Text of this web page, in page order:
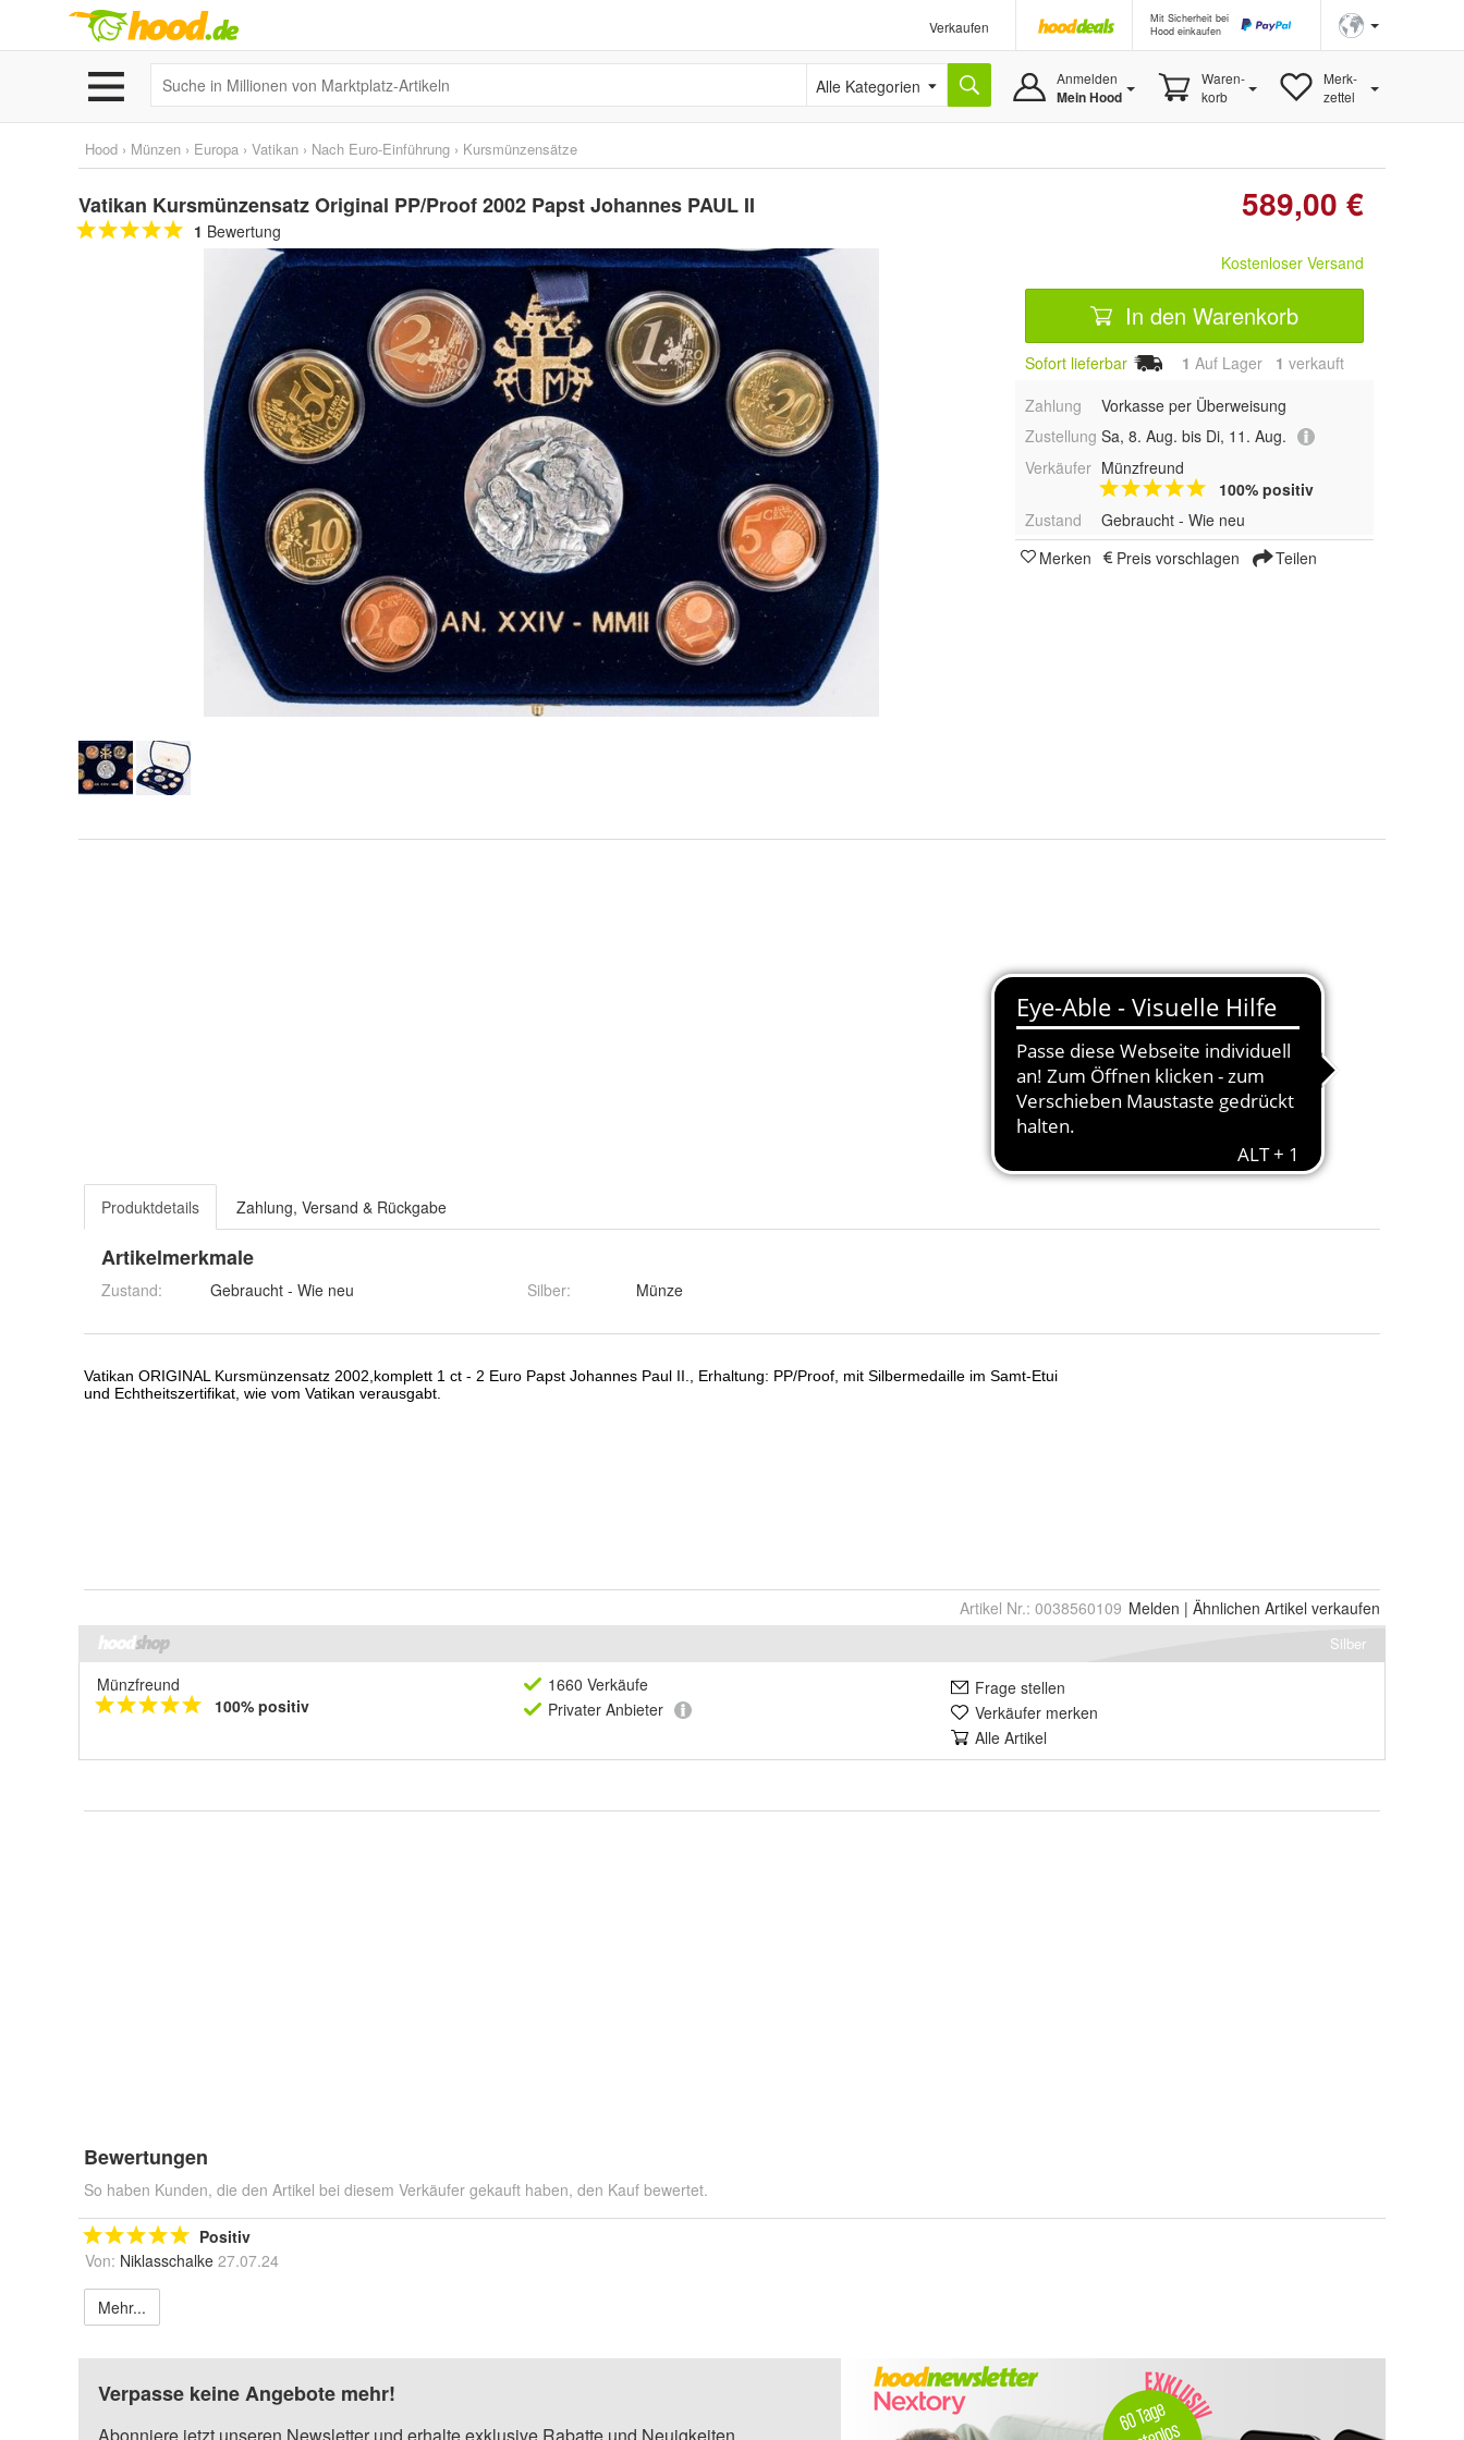
Verkaufen
Mit Sicherheit bei
Hood einkaufen
Alle Kategorien Anmelden
Mein Hood
Waren-
korb
Merk-
zettel
Hood › Münzen › Europa › Vatikan › Nach Euro-Einführung › Kursmünzensätze
Vatikan Kursmünzensatz Original PP/Proof 2002 Papst Johannes PAUL II
1 Bewertung
589,00 €
Kostenloser Versand
In den Warenkorb
Sofort lieferbar 1 Auf Lager 1 verkauft
Zahlung
Vorkasse per Überweisung
Zustellung Sa, 8. Aug. bis Di, 11. Aug.
Verkäufer Münzfreund
100% positiv
Zustand
Gebraucht - Wie neu
Merken
Preis vorschlagen Teilen
Produktdetails Zahlung, Versand & Rückgabe
Artikelmerkmale
Zustand: Gebraucht - Wie neu Silber: Münze
Artikel Nr.: 0038560109 Melden | Ähnlichen Artikel verkaufen
Silber
Münzfreund
100% positiv
1660 Verkäufe
Privater Anbieter
Frage stellen
Verkäufer merken
Alle Artikel
Bewertungen
So haben Kunden, die den Artikel bei diesem Verkäufer gekauft haben, den Kauf bewertet.
Positiv
Von: Niklasschalke 27.07.24
Mehr...
Verpasse keine Angebote mehr!